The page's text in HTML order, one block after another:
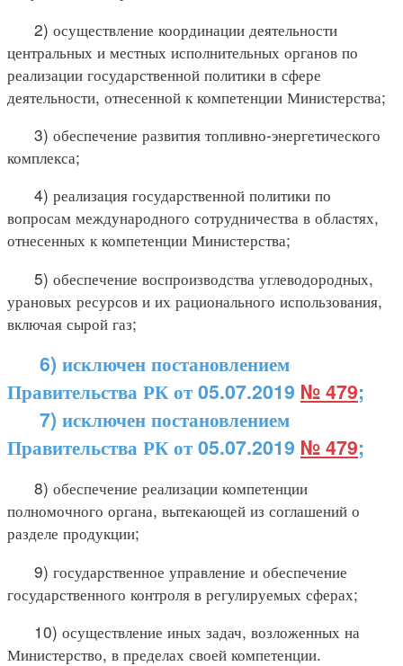
2) осуществление координации деятельности
центральных и местных исполнительных органов по
реализации государственной политики в сфере
деятельности, отнесенной к компетенции Министерства;
3) обеспечение развития топливно-энергетического
комплекса;
4) реализация государственной политики по
вопросам международного сотрудничества в областях,
отнесенных к компетенции Министерства;
5) обеспечение воспроизводства углеводородных,
урановых ресурсов и их рационального использования,
включая сырой газ;
6) исключен постановлением
Правительства РК от 05.07.2019 № 479;
7) исключен постановлением
Правительства РК от 05.07.2019 № 479;
8) обеспечение реализации компетенции
полномочного органа, вытекающей из соглашений о
разделе продукции;
9) государственное управление и обеспечение
государственного контроля в регулируемых сферах;
10) осуществление иных задач, возложенных на
Министерство, в пределах своей компетенции.